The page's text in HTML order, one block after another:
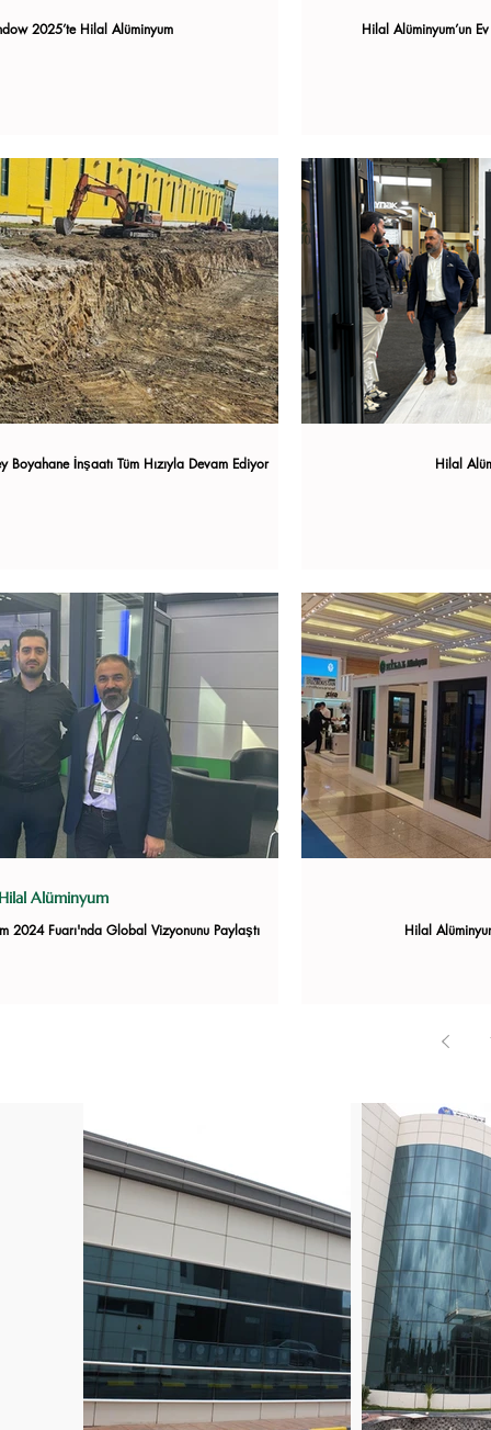
2025’te Hilal Alüminyum Hilal Alüminyum’un
İnşaatı Tüm Hızıyla Devam Ediyor Hilal
2024 Fuarı'nda Global Vizyonunu Paylaştı
Alüminyum
Hilal